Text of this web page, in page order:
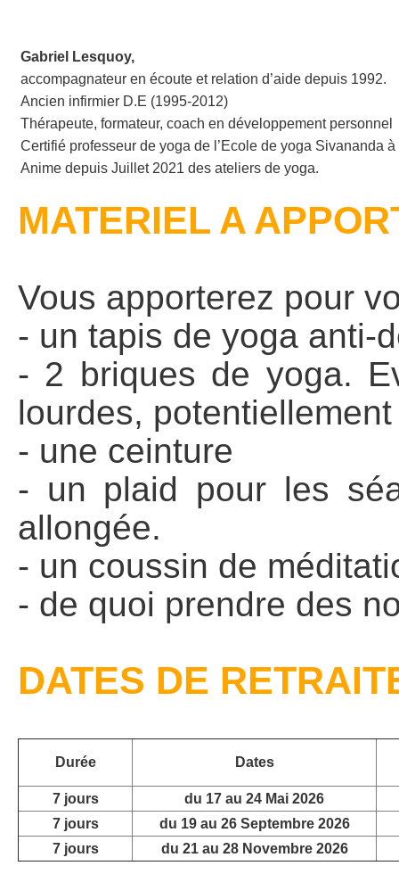
Gabriel Lesquoy,
accompagnateur en écoute et relation d’aide depuis 1992.
Ancien infirmier D.E (1995-2012)
Thérapeute, formateur, coach en développement personnel
Certifié professeur de yoga de l’Ecole de yoga Sivananda
Anime depuis Juillet 2021 des ateliers de yoga.
MATERIEL A
Vous apporterez pour
- un tapis de yoga anti-
- 2 briques de yoga.
lourdes,
- une ceinture
- un plaid pour les
allongée.
- un coussin de
- de quoi prendre des
DATES DE
Durée Dates
7 jours
du 17 au 24 Mai 2026
7 jours
du 19 au 26 Septembre 2026
7 jours
du 21 au 28 Novembre 2026